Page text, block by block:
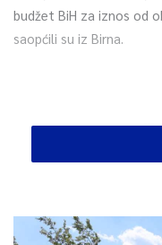
budžet BiH za iznos od
saopćili su iz Birna.